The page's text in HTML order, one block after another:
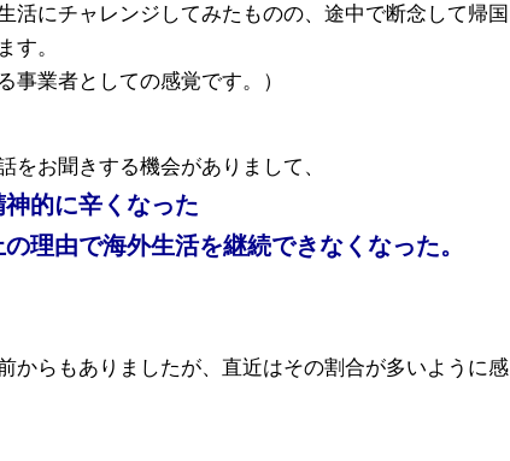
活にチャレンジしてみたものの、途中で断念して帰国
す。
事業者としての感覚です。）
をお聞きする機会がありまして、
的に辛くなった
理由で海外生活を継続できなくなった。
からもありましたが、直近はその割合が多いように感